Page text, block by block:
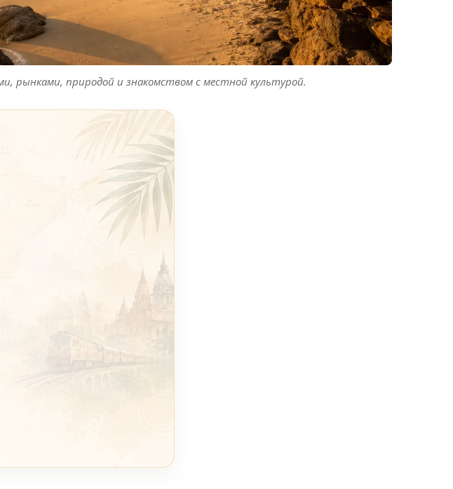
рынками, природой и знакомством с местной культурой.